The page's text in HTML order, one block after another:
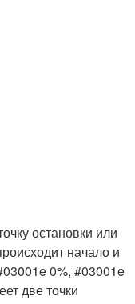
остановки или
начало и
0%, #03001e
две точки